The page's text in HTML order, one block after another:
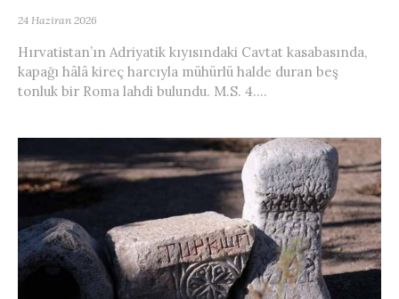
24 Haziran 2026
Hırvatistan’ın Adriyatik kıyısındaki Cavtat kasabasında,
kapağı hâlâ kireç harcıyla mühürlü halde duran beş
tonluk bir Roma lahdi bulundu. M.S. 4....